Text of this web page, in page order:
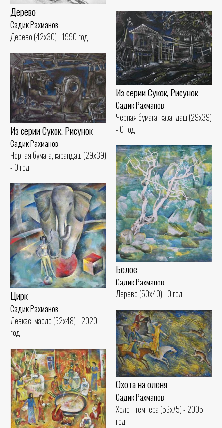
Дерево
Садик Рахманов
Дерево (42x30) - 1990 год
Из серии Сукок, Рисунок
Садик Рахманов
Чёрная бумага, карандаш (29x39)
- 0 год
Из серии Сукок. Рисунок
Садик Рахманов
Чёрная бумага, карандаш (29x39)
- 0 год
Белое
Садик Рахманов
Дерево (50x40) - 0 год
Цирк
Садик Рахманов
Левкас, масло (52x48) - 2020
год
Охота на оленя
Садик Рахманов
Холст, темпера (56x75) - 2005
год